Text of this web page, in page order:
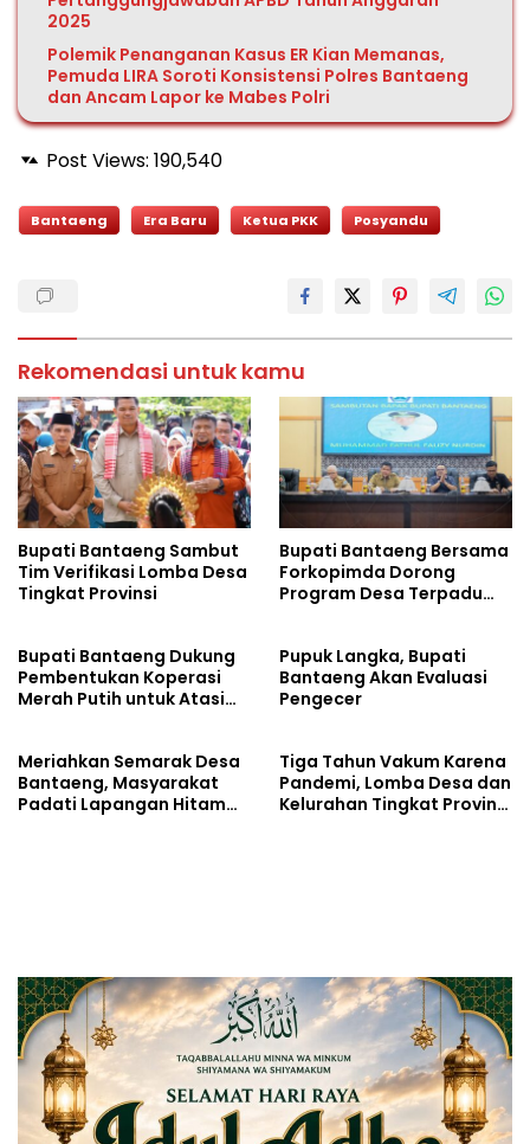
2025
Polemik Penanganan Kasus ER Kian Memanas,
Pemuda LIRA Soroti Konsistensi Polres Bantaeng
dan Ancam Lapor ke Mabes Polri
Post Views: 190,540
Bantaeng Era Baru Ketua PKK Posyandu
Rekomendasi untuk kamu
Bupati Bantaeng Sambut
Tim Verifikasi Lomba Desa
Tingkat Provinsi
Bupati Bantaeng Bersama
Forkopimda Dorong
Program Desa Terpadu
Bupati Bantaeng Dukung
Pembentukan Koperasi
Merah Putih untuk Atasi
Pupuk Langka, Bupati
Bantaeng Akan Evaluasi
Pengecer
Meriahkan Semarak Desa
Bantaeng, Masyarakat
Padati Lapangan Hitam
Tiga Tahun Vakum Karena
Pandemi, Lomba Desa dan
Kelurahan Tingkat Provinsi